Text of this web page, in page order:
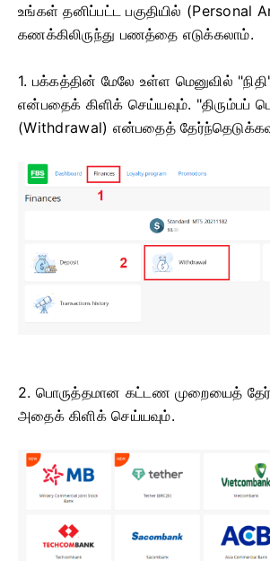
உங்கள் தனிப்பட்ட பகுதியில் (Personal
கணக்கிலிருந்து பணத்தை எடுக்கலாம்.
1. பக்கத்தின் மேலே உள்ள மெனுவில்
என்பதைக் கிளிக் செய்யவும். "திரும்பப்
(Withdrawal) என்பதைத்
2. பொருத்தமான கட்டண முறையைத்
அதைக் கிளிக் செய்யவும்.